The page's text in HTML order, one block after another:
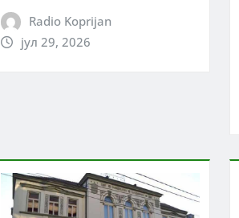
Radio Koprijan
јул 29, 2026